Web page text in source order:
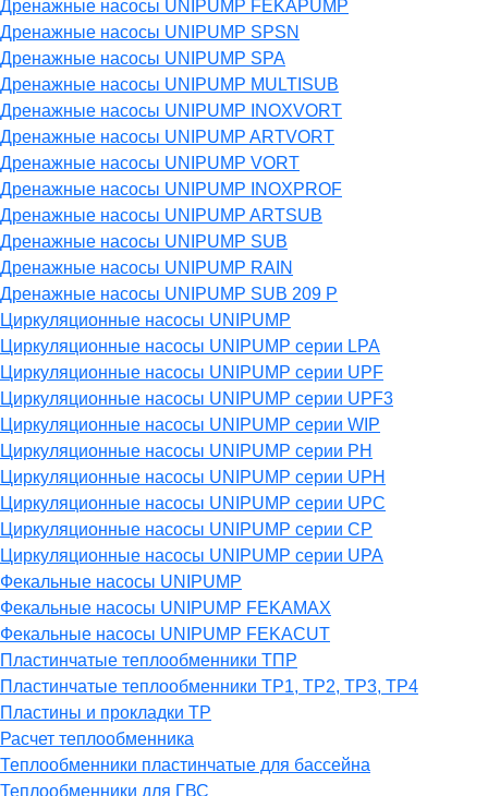
Дренажные насосы UNIPUMP FEKAPUMP
Дренажные насосы UNIPUMP SPSN
Дренажные насосы UNIPUMP SPA
Дренажные насосы UNIPUMP MULTISUB
Дренажные насосы UNIPUMP INOXVORT
Дренажные насосы UNIPUMP ARTVORT
Дренажные насосы UNIPUMP VORT
Дренажные насосы UNIPUMP INOXPROF
Дренажные насосы UNIPUMP ARTSUB
Дренажные насосы UNIPUMP SUB
Дренажные насосы UNIPUMP RAIN
Дренажные насосы UNIPUMP SUB 209 P
Циркуляционные насосы UNIPUMP
Циркуляционные насосы UNIPUMP серии LPA
Циркуляционные насосы UNIPUMP серии UPF
Циркуляционные насосы UNIPUMP серии UPF3
Циркуляционные насосы UNIPUMP серии WIP
Циркуляционные насосы UNIPUMP серии PH
Циркуляционные насосы UNIPUMP серии UPH
Циркуляционные насосы UNIPUMP серии UPC
Циркуляционные насосы UNIPUMP серии CP
Циркуляционные насосы UNIPUMP серии UPA
Фекальные насосы UNIPUMP
Фекальные насосы UNIPUMP FEKAMAX
Фекальные насосы UNIPUMP FEKACUT
Пластинчатые теплообменники ТПР
Пластинчатые теплообменники ТР1, ТР2, ТР3, ТР4
Пластины и прокладки ТР
Расчет теплообменника
Теплообменники пластинчатые для бассейна
Теплообменники для ГВС